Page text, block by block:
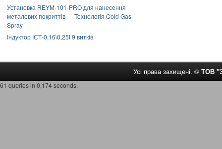
Установка REYM-101-PRO для нанесення
металевих покриттів — Технологія Cold Gas
Spray
Індуктор ІСТ-0,16\0,25І 9 витків
Усі права захищені. © ТОВ
61 queries in 0,174 seconds.